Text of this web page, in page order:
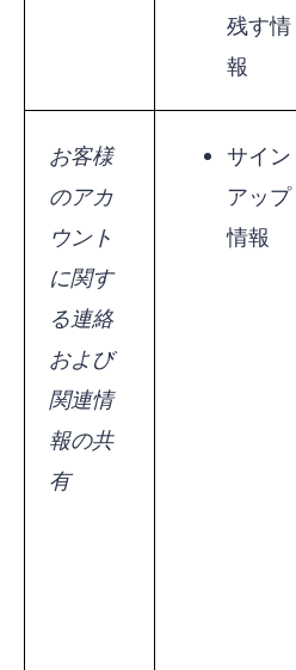
残す情
報
お客様
のアカ
ウント
に関す
る連絡
および
関連情
報の共
有
サイン
アップ
情報